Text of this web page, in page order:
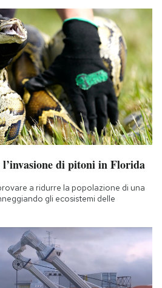
di pitoni in Florida
a ridurre la popolazione di una
gli ecosistemi delle